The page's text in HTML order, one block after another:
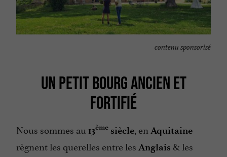
contenu sponsorisé
UN PETIT BOURG ANCIEN ET
FORTIFIÉ
Nous sommes au 13ème siècle, en Aquitaine
règnent les querelles entre les Anglais & les